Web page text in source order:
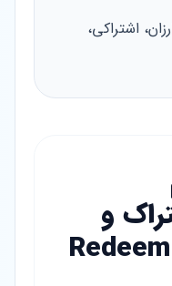
اشتراکی،
و